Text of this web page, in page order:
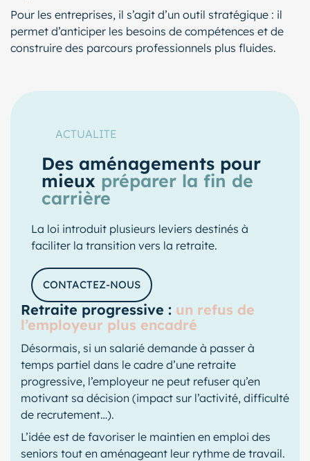
Pour les entreprises, il s’agit d’un outil stratégique : il
permet d’anticiper les besoins de compétences et de
construire des parcours professionnels plus fluides.
ACTUALITE
Des aménagements pour
mieux préparer la fin de
carrière
La loi introduit plusieurs leviers destinés à
faciliter la transition vers la retraite.
CONTACTEZ-NOUS
Retraite progressive : un refus de
l’employeur plus encadré
Désormais, si un salarié demande à passer à
temps partiel dans le cadre d’une retraite
progressive, l’employeur ne peut refuser qu’en
motivant sa décision (impact sur l’activité, difficulté
de recrutement…).
L’idée est de favoriser le maintien en emploi des
seniors tout en aménageant leur rythme de travail.